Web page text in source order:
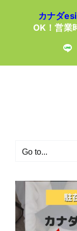
カナダ
OK！営業
Go to...